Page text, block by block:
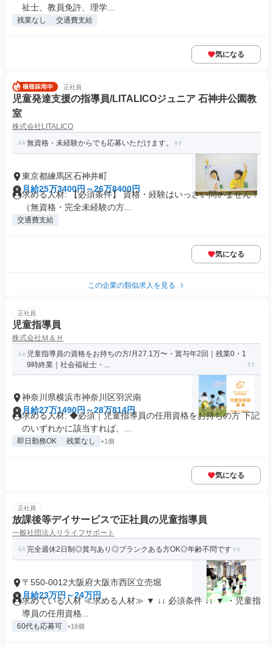
祉士、教員免許、理学...
残業なし 交通費支給
気になる
正社員
児童発達支援の指導員/LITALICOジュニア 石神井公園教
室
株式会社LITALICO
無資格・未経験からでも応募いただけます。
東京都練馬区石神井町
月給25万3400円～26万8400円
求める人材: 【必須条件】 資格・経験はいっさい問いません！
（無資格・完全未経験の方...
交通費支給
気になる
この企業の類似求人を見る
正社員
児童指導員
株式会社Ｍ＆Ｈ
児童指導員の資格をお持ちの方/月27.1万〜・賞与年2回｜残業0・1
9時終業｜社会福祉士・...
神奈川県横浜市神奈川区羽沢南
月給27万1490円～28万814円
求める人材: ◆必須｜児童指導員の任用資格をお持ちの方 下記
のいずれかに該当すれば、...
即日勤務OK 残業なし +1個
気になる
正社員
放課後等デイサービスで正社員の児童指導員
一般社団法人リライフサポート
完全週休2日制◎賞与あり◎ブランクある方OK◎年齢不問です
〒550-0012大阪府大阪市西区立売堀
月給23万円～24万円
求めている人材 ≪求める人材≫ ▼ ↓↓ 必須条件 ↓↓ ▼ ・児童指
導員の任用資格...
60代も応募可 +16個